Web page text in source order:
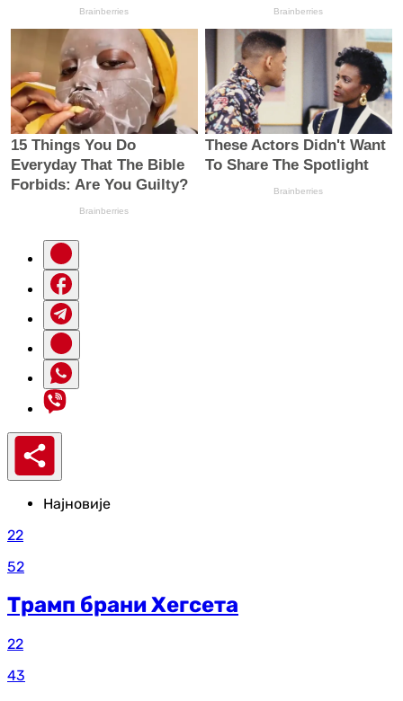
Најновије
22
52
Трамп брани Хегсета
22
43